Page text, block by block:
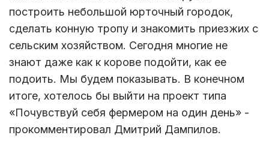
построить небольшой юрточный городок,
сделать конную тропу и знакомить приезжих с
сельским хозяйством. Сегодня многие не
знают даже как к корове подойти, как ее
подоить. Мы будем показывать. В конечном
итоге, хотелось бы выйти на проект типа
«Почувствуй себя фермером на один день» -
прокомментировал Дмитрий Дампилов.